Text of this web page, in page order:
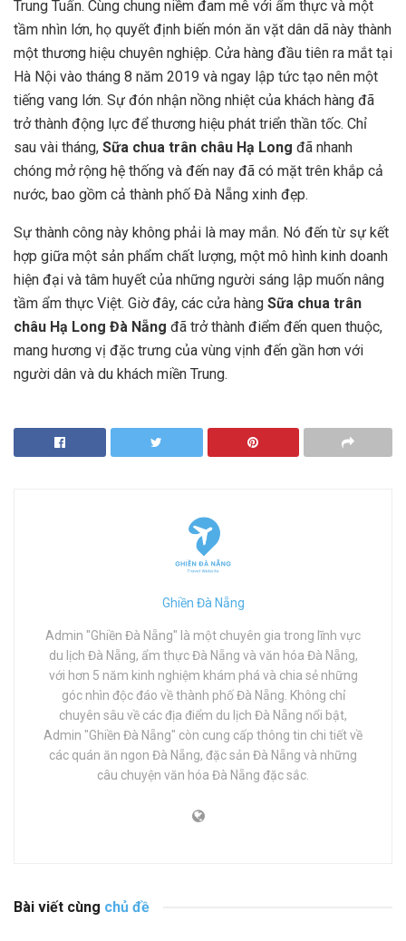
Trung Tuấn. Cùng chung niềm đam mê với ẩm thực và một
tầm nhìn lớn, họ quyết định biến món ăn vặt dân dã này thành
một thương hiệu chuyên nghiệp. Cửa hàng đầu tiên ra mắt tại
Hà Nội vào tháng 8 năm 2019 và ngay lập tức tạo nên một
tiếng vang lớn. Sự đón nhận nồng nhiệt của khách hàng đã
trở thành động lực để thương hiệu phát triển thần tốc. Chỉ
sau vài tháng, Sữa chua trân châu Hạ Long đã nhanh
chóng mở rộng hệ thống và đến nay đã có mặt trên khắp cả
nước, bao gồm cả thành phố Đà Nẵng xinh đẹp.
Sự thành công này không phải là may mắn. Nó đến từ sự kết
hợp giữa một sản phẩm chất lượng, một mô hình kinh doanh
hiện đại và tâm huyết của những người sáng lập muốn nâng
tầm ẩm thực Việt. Giờ đây, các cửa hàng Sữa chua trân
châu Hạ Long Đà Nẵng đã trở thành điểm đến quen thuộc,
mang hương vị đặc trưng của vùng vịnh đến gần hơn với
người dân và du khách miền Trung.
Ghiền Đà Nẵng
Admin "Ghiền Đà Nẵng" là một chuyên gia trong lĩnh vực
du lịch Đà Nẵng, ẩm thực Đà Nẵng và văn hóa Đà Nẵng,
với hơn 5 năm kinh nghiệm khám phá và chia sẻ những
góc nhìn độc đáo về thành phố Đà Nẵng. Không chỉ
chuyên sâu về các địa điểm du lịch Đà Nẵng nổi bật,
Admin "Ghiền Đà Nẵng" còn cung cấp thông tin chi tiết về
các quán ăn ngon Đà Nẵng, đặc sản Đà Nẵng và những
câu chuyện văn hóa Đà Nẵng đặc sắc.
Bài viết cùng chủ đề